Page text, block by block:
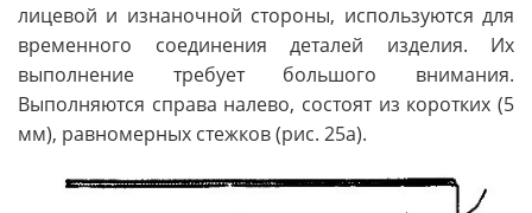
лицевой и изнаночной стороны, используются для
временного соединения деталей изделия. Их
выполнение требует большого внимания.
Выполняются справа налево, состоят из коротких (5
мм), равномерных стежков (рис. 25а).